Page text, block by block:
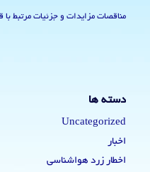
مناقصات مزایدات و جزئیات مرتبط
دسته ها
Uncategorized
اخبار
اخطار زرد هواشناسی